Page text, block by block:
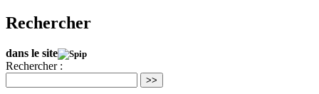
Rechercher
dans le site
Rechercher :
>>